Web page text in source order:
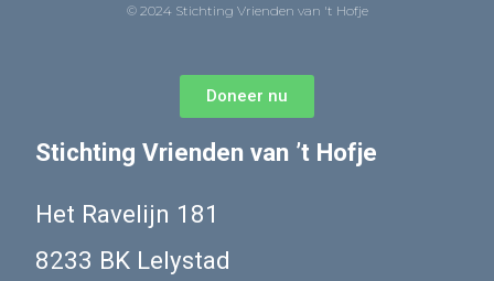
© 2024 Stichting Vrienden van 't Hofje
Doneer nu
Stichting Vrienden van ’t Hofje
Het Ravelijn 181
8233 BK Lelystad